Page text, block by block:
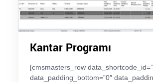
Kantar Programı
[cmsmasters_row
data_padding_bottom=”0″